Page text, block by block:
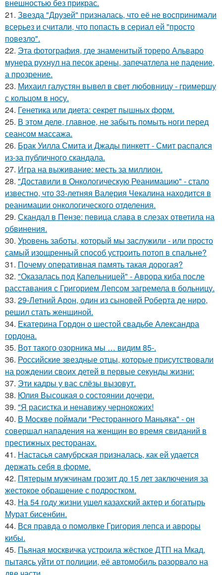
внешностью без прикрас.
21. Звезда "Друзей" призналась, что её не воспринимали
всерьез и считали, что попасть в сериал ей "просто
повезло".
22. Эта фотография, где знаменитый тореро Альваро
мунера рухнул на песок арены, запечатлела не падение,
а прозрение.
23. Михаил галустян вывел в свет любовницу - гримершу
с кольцом в носу.
24. Генетика или диета: секрет пышных форм.
25. В этом деле, главное, не забыть помыть ноги перед
сеансом массажа.
26. Брак Уилла Смита и Джады пинкетт - Смит распался
из-за публичного скандала.
27. Игра на выживание: месть за миллион.
28. "Доставили в Онкологическую Реанимацию" - стало
известно, что 33-летняя Валерия Чекалина находится в
реанимации онкологического отделения.
29. Скандал в Пензе: певица слава в слезах ответила на
обвинения.
30. Уровень заботы, который мы заслужили - или просто
самый изощренный способ устроить потоп в спальне?
31. Почему оперативная память такая дорогая?
32. "Оказалась под Капельницей" - Аврора киба после
расставания с Григорием Лепсом загремела в больницу.
33. 29-Летний Арон, один из сыновей Роберта де ниро,
решил стать женщиной.
34. Екатерина Гордон о шестой свадьбе Александра
гордона.
35. Вот такого озорника мы … видим 85-.
36. Российские звездные отцы, которые присутствовали
на рождении своих детей в первые секунды жизни:
37. Эти кадры у вас слёзы вызовут.
38. Юлия Высоцкая о состоянии дочери.
39. "Я расистка и ненавижу чернокожих!
40. В Москве поймали "Ресторанного Маньяка" - он
совершал нападения на женщин во время свиданий в
престижных ресторанах.
41. Настасья самубрская призналась, как ей удается
держать себя в форме.
42. Пятерым мужчинам грозит до 15 лет заключения за
жестокое обращение с подростком.
43. На 54 году жизни ушел казахский актер и богатырь
Мурат бисенбин.
44. Вся правда о помолвке Григория лепса и авроры
кибы.
45. Пьяная москвичка устроила жёсткое ДТП на Мкад,
пытаясь уйти от полиции, её автомобиль разорвало на